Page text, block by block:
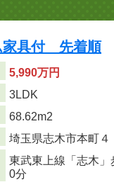
家具付 先着順
5,990万円
3LDK
68.62m2
埼玉県志木市本町４
東武東上線「志木」
0分